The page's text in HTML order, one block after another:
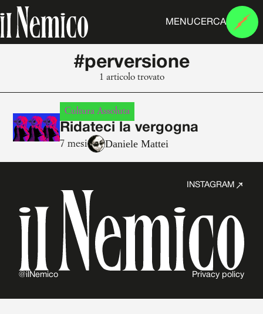
MENUCERCA
#perversione
1 articolo trovato
Cultura Assoluta
Ridateci la vergogna
7 mesi Daniele Mattei
INSTAGRAM
@ilNemico Privacy policy